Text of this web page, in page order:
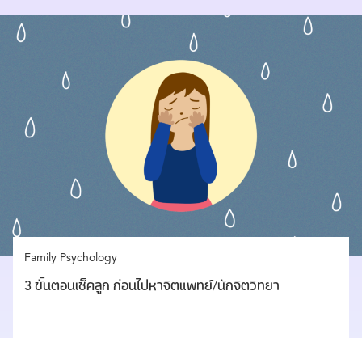
Family Psychology
3 ขั้นตอนเช็คลูก ก่อนไปหาจิตแพทย์/นักจิตวิทยา